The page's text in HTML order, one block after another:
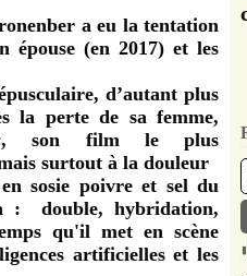
a eu la tentation
épouse (en 2017) et les
d’autant plus
la perte de sa femme,
, son film le plus
surtout à la douleur
sosie poivre et sel du
: double, hybridation,
qu'il met en scène
artificielles et les